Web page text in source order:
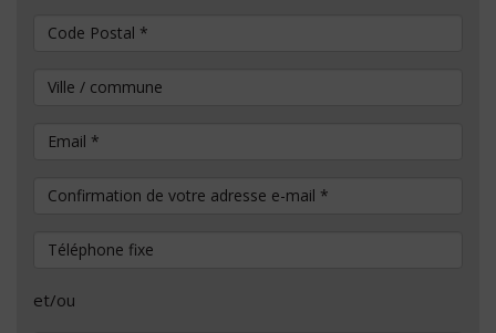
Code Postal *
Ville / commune
Email*
Confirmation de votre adresse e-mail
Téléphone fixe
et/ou